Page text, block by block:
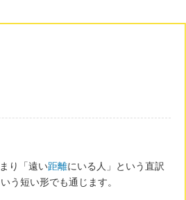
り「遠い距離にいる人」という直訳
う短い形でも通じます。